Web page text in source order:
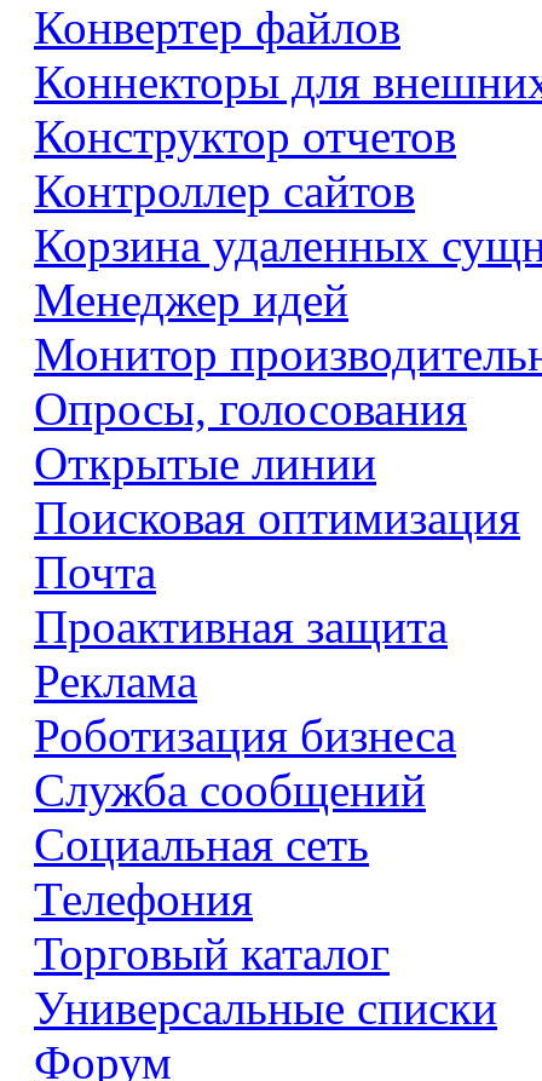
Конвертер файлов
Коннекторы для
Конструктор отчетов
Контроллер сайтов
Корзина удаленных
Менеджер идей
Монитор
Опросы, голосования
Открытые линии
Поисковая оптимизация
Почта
Проактивная защита
Реклама
Роботизация бизнеса
Служба сообщений
Социальная сеть
Телефония
Торговый каталог
Универсальные списки
Форум